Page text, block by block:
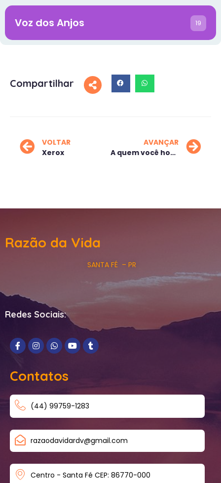
Voz dos Anjos 19
Compartilhar
VOLTAR
Xerox
AVANÇAR
A quem você honra?
Razão da Vida
SANTA FÉ – PR
Redes Sociais:
Contatos
(44) 99759-1283
razaodavidardv@gmail.com
Centro - Santa Fé CEP: 86770-000